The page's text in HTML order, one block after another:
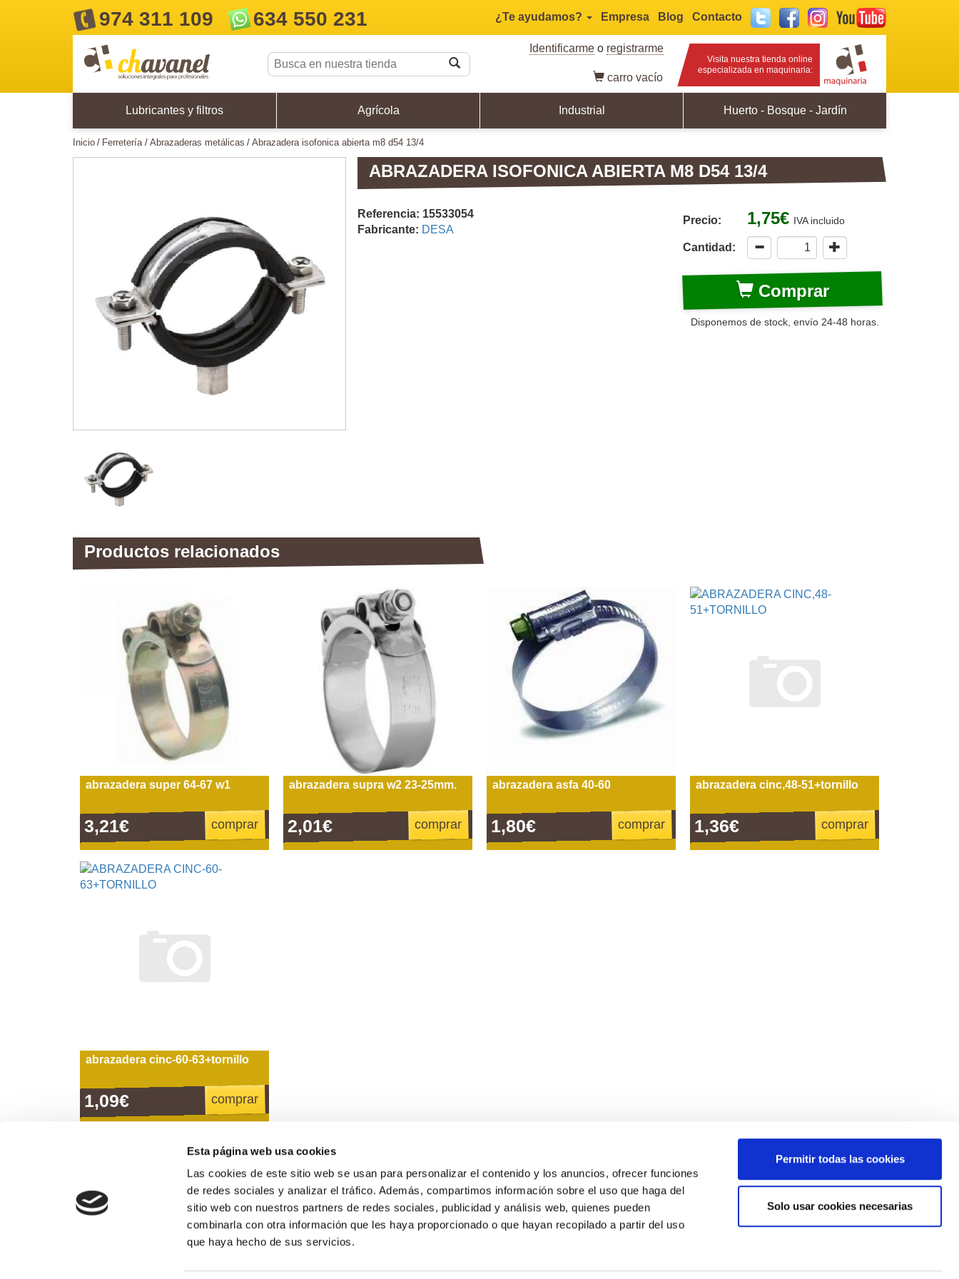
Esta página web usa cookies
Las cookies de este sitio web se usan para personalizar el contenido y los anuncios, ofrecer funciones
de redes sociales y analizar el tráfico. Además, compartimos información sobre el uso que haga del
sitio web con nuestros partners de redes sociales, publicidad y análisis web, quienes pueden
combinarla con otra información que les haya proporcionado o que hayan recopilado a partir del uso
que haya hecho de sus servicios.
Permitir todas las cookies
Solo usar cookies necesarias
974 311 109 634 550 231 ¿Te ayudamos? Empresa Blog Contacto Twitter FacebookInstagram
Identificarmeo registrarme
carro vacío
Visita nuestra tienda online
especializada en maquinaria:
Lubricantes y filtros Agrícola Industrial Huerto - Bosque - Jardín
inicio ferretería abrazaderas metálicas abrazadera isofonica abierta m8 d54 13/4
ABRAZADERA ISOFONICA ABIERTA M8 D54 13/4
Precio: 1,75€ IVA incluido
Cantidad:
Comprar
Disponemos de stock, envío 24-48 horas.
Referencia: 15533054
Fabricante: DESA
Productos relacionados
abrazadera super 64-67 w1
3,21€ comprar
abrazadera supra w2 23-25mm.
2,01€ comprar
abrazadera asfa 40-60
1,80€ comprar
abrazadera cinc,48-51+tornillo
1,36€ comprar
abrazadera cinc-60-63+tornillo
1,09€ comprar
Formas de pago
Gastos de envío gratis
para compras superiores a 120 €
¿Quieres estar siempre informado?
Apúntate a nuestro newsletter
974 311 109